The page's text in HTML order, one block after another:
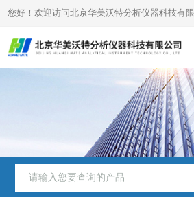
您好！欢迎访问北京华美沃特分析仪器科技有限